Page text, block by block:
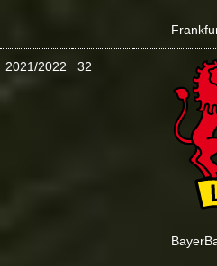
2021/2022 32
Bayer